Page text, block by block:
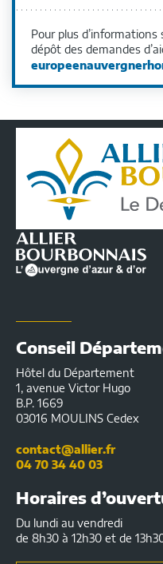
Pour plus
dépôt des demandes
Conseil
de
l'Allier
Infos
Conseil
Hôtel du Département
1, avenue Victor Hugo
B.P. 1669
03016 MOULINS Cedex
contact@allier.fr
04 70 34 40 03
Horaires
Du lundi au vendredi
de 8h30 à 12h30 et de